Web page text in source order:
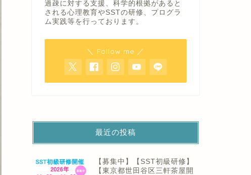
過疎に対する支援、科学的根拠があると
される心理教育やSSTの研修、プログラ
ム実践等を行っております。
＼ Follow me ／
最近の投稿
【募集中】【SST初級研修】
【東京都世田谷区三軒茶屋開